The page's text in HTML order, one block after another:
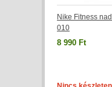
Nike Fitness
010
8 990 Ft